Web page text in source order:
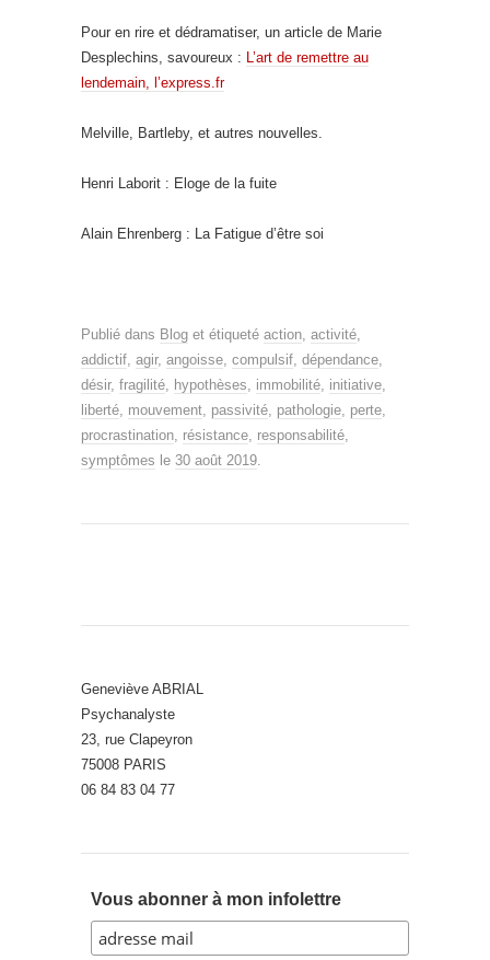
Pour en rire et dédramatiser, un article de Marie
Desplechins, savoureux : L’art de remettre au
lendemain, l’express.fr
Melville, Bartleby, et autres nouvelles.
Henri Laborit : Eloge de la fuite
Alain Ehrenberg : La Fatigue d’être soi
Publié dans Blog et étiqueté action, activité,
addictif, agir, angoisse, compulsif, dépendance,
désir, fragilité, hypothèses, immobilité, initiative,
liberté, mouvement, passivité, pathologie, perte,
procrastination, résistance, responsabilité,
symptômes le 30 août 2019.
Geneviève ABRIAL
Psychanalyste
23, rue Clapeyron
75008 PARIS
06 84 83 04 77
Vous abonner à mon infolettre